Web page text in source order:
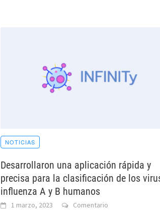
NOTICIAS
Desarrollaron una aplicación rápida y
precisa para la clasificación de los
influenza A y B humanos
1 marzo, 2023 Comentario